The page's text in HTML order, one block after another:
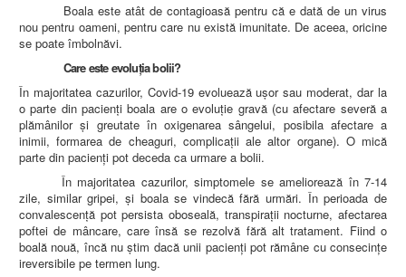
PROIECT DE MANAGEMENT 2026
PLAN STRATEGIC 2021 - 2025
PROIECT DE MANAGEMENT 2021
PROIECT DE MANAGEMENT 2017
COMITET DIRECTOR
DECLARATIE MANAGER PRIVIND IMPLEMENTAREA
SISTEMULUI DE CALITATE 2019
PLAN MANAGEMENT
INTEGRITATE
ADMINISTRATIV
RESURSE UMANE
INFORMAŢII
PROGRAM VOLUNTARIAT
JURIDIC
Boala este atât de contagioasă pentru că e dată de un virus
nou pentru oameni, pentru care nu există imunitate. De aceea, oricine
se poate îmbolnăvi.
Care este evoluția bolii?
În majoritatea cazurilor, Covid-19 evoluează ușor sau moderat, dar la
o parte din pacienți boala are o evoluție gravă (cu afectare severă a
plămânilor și greutate în oxigenarea sângelui, posibila afectare a
inimii, formarea de cheaguri, complicații ale altor organe). O mică
parte din pacienți pot deceda ca urmare a bolii.
În majoritatea cazurilor, simptomele se ameliorează în 7-14
zile, similar gripei, și boala se vindecă fără urmări. În perioada de
convalescență pot persista oboseală, transpirații nocturne, afectarea
poftei de mâncare, care însă se rezolvă fără alt tratament. Fiind o
boală nouă, încă nu știm dacă unii pacienți pot rămâne cu consecințe
ireversibile pe termen lung.